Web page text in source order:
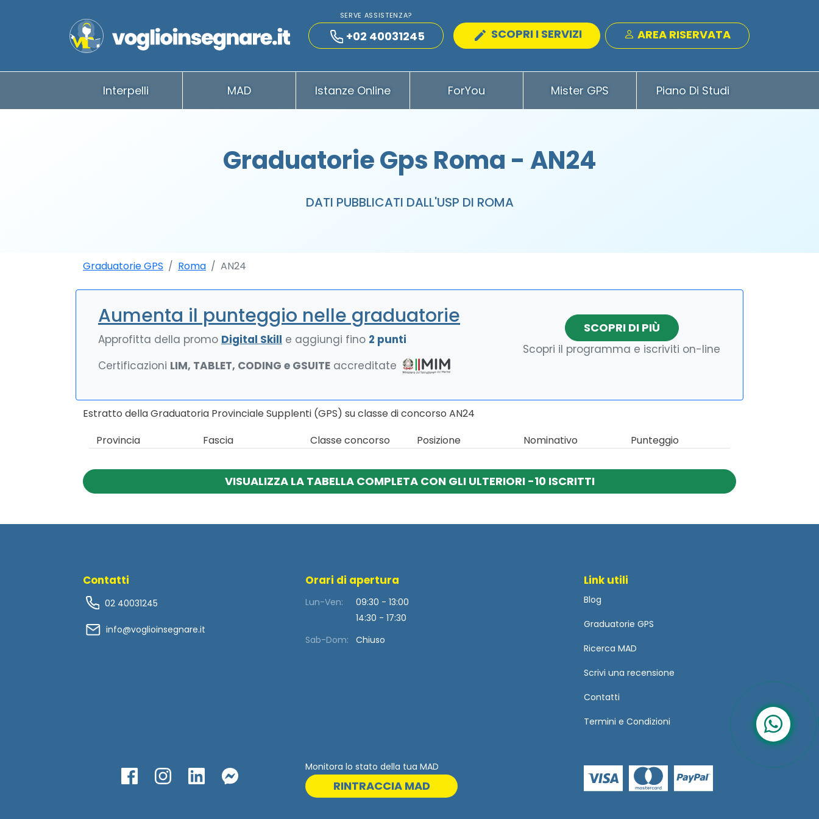
SERVE ASSISTENZA?
+02 40031245 SCOPRI I SERVIZI AREA RISERVATA
Interpelli MAD Istanze Online ForYou Mister GPS Piano Di Studi
Graduatorie Gps Roma - AN24
DATI PUBBLICATI DALL'USP DI ROMA
Graduatorie GPS Roma AN24
Aumenta il punteggio nelle graduatorie
Approfitta della promo Digital Skill e aggiungi fino 2 punti
Certificazioni LIM, TABLET, CODING e GSUITE accreditate
SCOPRI DI PIÙ
Scopri il programma e iscriviti on-line
Estratto della Graduatoria Provinciale Supplenti (GPS) su classe di concorso AN24
Provincia
Fascia Classe concorso Posizione Nominativo Punteggio
VISUALIZZA LA TABELLA COMPLETA CON GLI ULTERIORI -10 ISCRITTI
Contatti
02 40031245
info@voglioinsegnare.it
Orari di apertura
Lun-Ven:
09:30 - 13:00
14:30 - 17:30
Sab-Dom:
Chiuso
Link utili
Blog
Graduatorie GPS
Ricerca MAD
Scrivi una recensione
Contatti
Termini e Condizioni
Monitora lo stato della tua MAD
RINTRACCIA MAD